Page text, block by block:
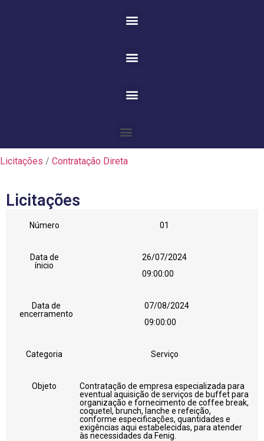
Licitações / Contratação Direta
Licitações
Número 01
Data de
ínicio
26/07/2024
09:00:00
Data de
encerramento
07/08/2024
09:00:00
Categoria Serviço
Objeto
Contratação de empresa especializada para
eventual aquisição de serviços de buffet para
organização e fornecimento de coffee break,
coquetel, brunch, lanche e refeição,
conforme especificações, quantidades e
exigências aqui estabelecidas, para atender
às necessidades da Fenig.